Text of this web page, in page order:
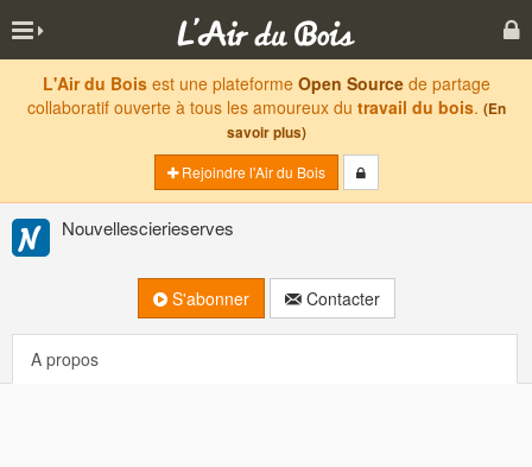
L'Air du Boisest une plateforme Open Sourcede partage
collaboratif ouverte à tous les amoureux du travail du bois. (En
savoir plus)
Rejoindre l'Air du Bois
Nouvellescierieserves
S'abonner Contacter
A propos